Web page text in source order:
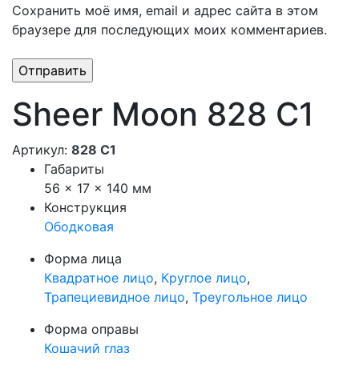
Сохранить моё имя, email и адрес сайта в этом
браузере для последующих моих комментариев.
Sheer Moon 828 C1
Артикул: 828 С1
Габариты
56 × 17 × 140 мм
Конструкция
Ободковая
Форма лица
Квадратное лицо, Круглое лицо,
Трапециевидное лицо, Треугольное лицо
Форма оправы
Кошачий глаз